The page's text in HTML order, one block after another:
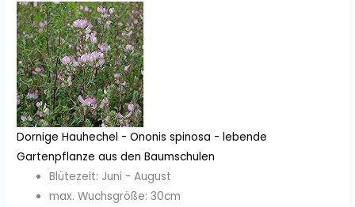
Dornige Hauhechel - Ononis spinosa - lebende
Gartenpflanze aus den Baumschulen
Blütezeit: Juni - August
max. Wuchsgröße: 30cm